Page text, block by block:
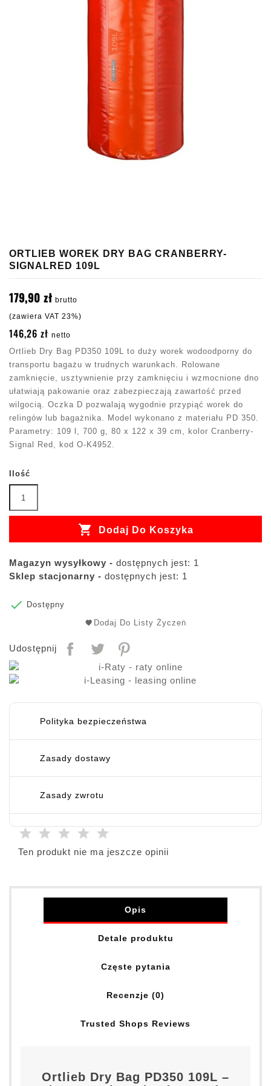
ORTLIEB WOREK DRY BAG CRANBERRY-
SIGNALRED 109L
179,90 zł brutto
(zawiera VAT 23%)
146,26 zł netto
Ortlieb Dry Bag PD350 109L to duży worek wodoodporny do
transportu bagażu w trudnych warunkach. Rolowane
zamknięcie, usztywnienie przy zamknięciu i wzmocnione dno
ułatwiają pakowanie oraz zabezpieczają zawartość przed
wilgocią. Oczka D pozwalają wygodnie przypiąć worek do
relingów lub bagażnika. Model wykonano z materiału PD 350.
Parametry: 109 l, 700 g, 80 x 122 x 39 cm, kolor Cranberry-
Signal Red, kod O-K4952.
Ilość
 Dodaj Do Koszyka
Magazyn wysyłkowy - dostępnych jest: 1
Sklep stacjonarny - dostępnych jest: 1

Dostępny
Dodaj Do Listy Życzeń
Udostępnij
Polityka bezpieczeństwa
Zasady dostawy
Zasady zwrotu
Ten produkt nie ma jeszcze opinii
Opis
Detale produktu
Częste pytania
Recenzje (0)
Trusted Shops Reviews
Ortlieb Dry Bag PD350 109L –